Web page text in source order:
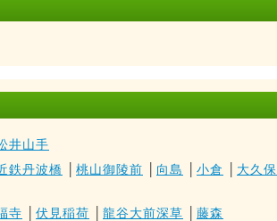
井山手
鉄丹波橋 桃山御陵前 向島 小倉 大久保
寺 伏見稲荷 龍谷大前深草 藤森